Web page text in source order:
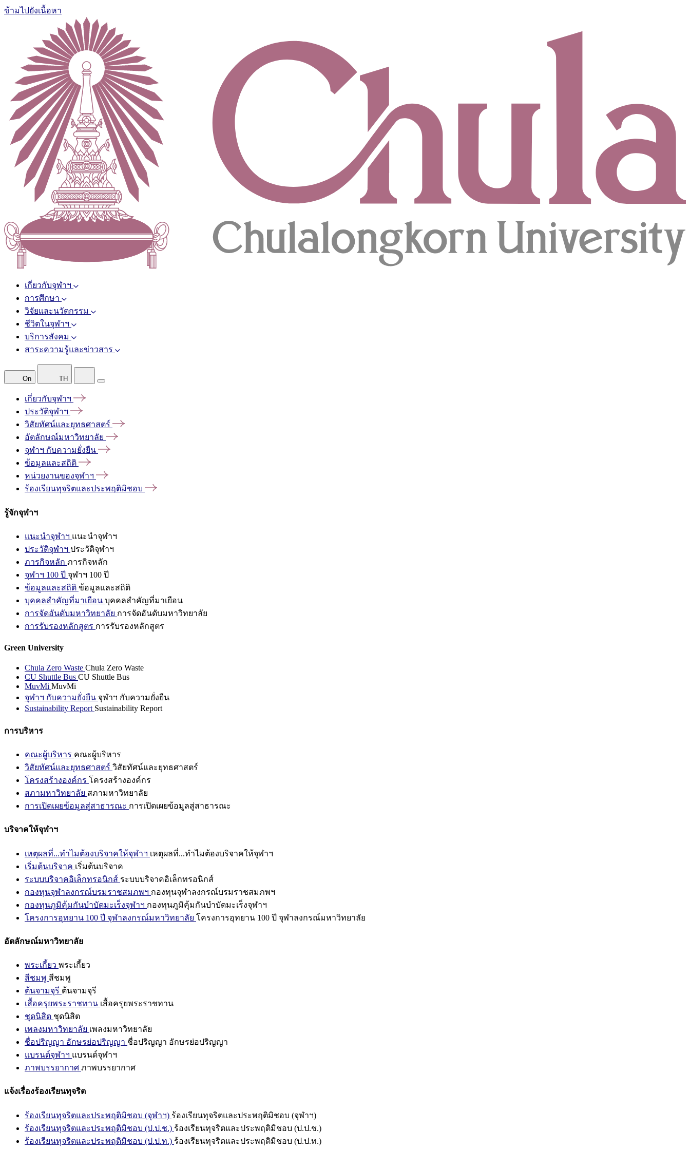
ข้ามไปยังเนื้อหา
เกี่ยวกับจุฬาฯ
การศึกษา
วิจัยและนวัตกรรม
ชีวิตในจุฬาฯ
บริการสังคม
สาระความรู้และข่าวสาร
On TH
เกี่ยวกับจุฬาฯ
ประวัติจุฬาฯ
วิสัยทัศน์และยุทธศาสตร์
อัตลักษณ์มหาวิทยาลัย
จุฬาฯ กับความยั่งยืน
ข้อมูลและสถิติ
หน่วยงานของจุฬาฯ
ร้องเรียนทุจริตและประพฤติมิชอบ
รู้จักจุฬาฯ
แนะนำจุฬาฯ แนะนำจุฬาฯ
ประวัติจุฬาฯ ประวัติจุฬาฯ
ภารกิจหลัก ภารกิจหลัก
จุฬาฯ 100 ปี จุฬาฯ 100 ปี
ข้อมูลและสถิติ ข้อมูลและสถิติ
บุคคลสำคัญที่มาเยือน บุคคลสำคัญที่มาเยือน
การจัดอันดับมหาวิทยาลัย การจัดอันดับมหาวิทยาลัย
การรับรองหลักสูตร การรับรองหลักสูตร
Green University
Chula Zero Waste Chula Zero Waste
CU Shuttle Bus CU Shuttle Bus
MuvMi MuvMi
จุฬาฯ กับความยั่งยืน จุฬาฯ กับความยั่งยืน
Sustainability Report Sustainability Report
การบริหาร
คณะผู้บริหาร คณะผู้บริหาร
วิสัยทัศน์และยุทธศาสตร์ วิสัยทัศน์และยุทธศาสตร์
โครงสร้างองค์กร โครงสร้างองค์กร
สภามหาวิทยาลัย สภามหาวิทยาลัย
การเปิดเผยข้อมูลสู่สาธารณะ การเปิดเผยข้อมูลสู่สาธารณะ
บริจาคให้จุฬาฯ
เหตุผลที่...ทำไมต้องบริจาคให้จุฬาฯ เหตุผลที่...ทำไมต้องบริจาคให้จุฬาฯ
เริ่มต้นบริจาค เริ่มต้นบริจาค
ระบบบริจาคอิเล็กทรอนิกส์ ระบบบริจาคอิเล็กทรอนิกส์
กองทุนจุฬาลงกรณ์บรมราชสมภพฯ กองทุนจุฬาลงกรณ์บรมราชสมภพฯ
กองทุนภูมิคุ้มกันบำบัดมะเร็งจุฬาฯ กองทุนภูมิคุ้มกันบำบัดมะเร็งจุฬาฯ
โครงการอุทยาน 100 ปี จุฬาลงกรณ์มหาวิทยาลัย โครงการอุทยาน 100 ปี จุฬาลงกรณ์มหาวิทยาลัย
อัตลักษณ์มหาวิทยาลัย
พระเกี้ยว พระเกี้ยว
สีชมพู สีชมพู
ต้นจามจุรี ต้นจามจุรี
เสื้อครุยพระราชทาน เสื้อครุยพระราชทาน
ชุดนิสิต ชุดนิสิต
เพลงมหาวิทยาลัย เพลงมหาวิทยาลัย
ชื่อปริญญา อักษรย่อปริญญา ชื่อปริญญา อักษรย่อปริญญา
แบรนด์จุฬาฯ แบรนด์จุฬาฯ
ภาพบรรยากาศ ภาพบรรยากาศ
แจ้งเรื่องร้องเรียนทุจริต
ร้องเรียนทุจริตและประพฤติมิชอบ (จุฬาฯ) ร้องเรียนทุจริตและประพฤติมิชอบ (จุฬาฯ)
ร้องเรียนทุจริตและประพฤติมิชอบ (ป.ป.ช.) ร้องเรียนทุจริตและประพฤติมิชอบ (ป.ป.ช.)
ร้องเรียนทุจริตและประพฤติมิชอบ (ป.ป.ท.) ร้องเรียนทุจริตและประพฤติมิชอบ (ป.ป.ท.)